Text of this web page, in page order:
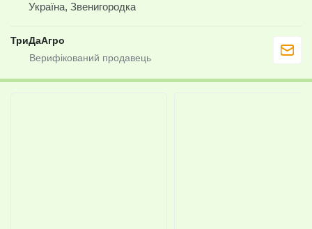
Україна, Звенигородка
ТриДаАгро